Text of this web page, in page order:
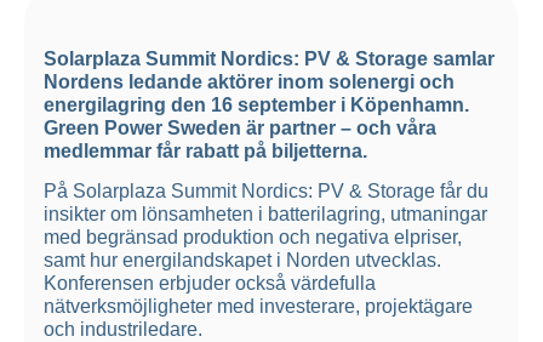
Solarplaza Summit Nordics: PV & Storage samlar
Nordens ledande aktörer inom solenergi och
energilagring den 16 september i Köpenhamn.
Green Power Sweden är partner – och våra
medlemmar får rabatt på biljetterna.
På Solarplaza Summit Nordics: PV & Storage får du
insikter om lönsamheten i batterilagring, utmaningar
med begränsad produktion och negativa elpriser,
samt hur energilandskapet i Norden utvecklas.
Konferensen erbjuder också värdefulla
nätverksmöjligheter med investerare, projektägare
och industriledare.